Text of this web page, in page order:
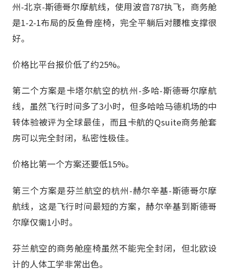
州-北京-斯德哥尔摩航线，使用波音787执飞，商务舱
是1-2-1布局的反鱼骨座椅，完全平躺后对腰椎支撑很
好。
价格比平台报价低了约25%。
第二个方案是卡塔尔航空的杭州-多哈-斯德哥尔摩航
线，虽然飞行时间多了3小时，但多哈哈马德机场的中
转体验被评为全球最佳，而且卡航的Qsuite商务舱套
房可以完全封闭，私密性极佳。
价格比第一个方案还要低15%。
第三个方案是芬兰航空的杭州-赫尔辛基-斯德哥尔摩
航线，这是飞行时间最短的方案，赫尔辛基到斯德哥
尔摩仅需1小时。
芬兰航空的商务舱座椅虽然不能完全封闭，但北欧设
计的人体工学非常出色。